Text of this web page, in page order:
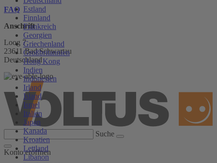
Estland
Finnland
Frankreich
Georgien
Griechenland
Großbritannien
Hong Kong
Indien
Indonesien
Irland
Island
Israel
Italien
Japan
Kanada
Kroatien
Lettland
Libanon
FAQ
Anschrift
Loog 7
23611 Bad Schwartau
Deutschland
Suche
Konto eröffnen